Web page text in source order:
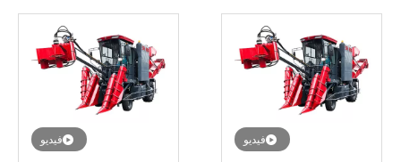
فيديو فيديو